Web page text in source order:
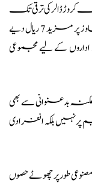
جب کہ 10 فیصد یا ایک کروڑ ڈالر کی ترقی تک
اضافی ہر ترسیل پر 8 ریال اور اس حد سے تجاوز پر مزید 7 ریال دیے
کے لیے مجموعی
بدعنوانی سے بھی
پر نہیں بلکہ انفرادی
طور پر چھوٹے حصوں